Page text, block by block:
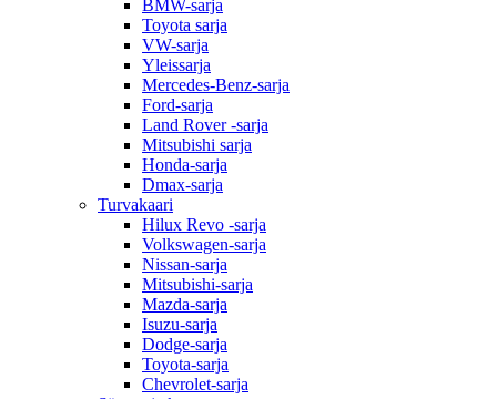
BMW-sarja
Toyota sarja
VW-sarja
Yleissarja
Mercedes-Benz-sarja
Ford-sarja
Land Rover -sarja
Mitsubishi sarja
Honda-sarja
Dmax-sarja
Turvakaari
Hilux Revo -sarja
Volkswagen-sarja
Nissan-sarja
Mitsubishi-sarja
Mazda-sarja
Isuzu-sarja
Dodge-sarja
Toyota-sarja
Chevrolet-sarja